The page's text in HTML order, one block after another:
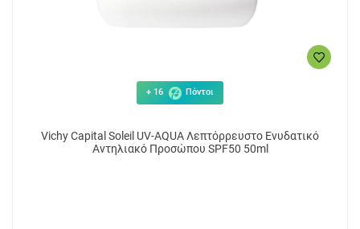
+ 16 Πόντοι
Vichy Capital Soleil UV-AQUA Λεπτόρρευστο Ενυδατικό
Αντηλιακό Προσώπου SPF50 50ml